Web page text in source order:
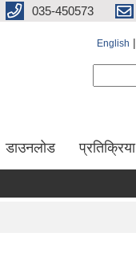
035-450573
English
डाउनलोड प्रतिक्रिया